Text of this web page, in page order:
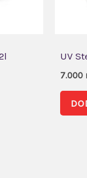
UV
7.000